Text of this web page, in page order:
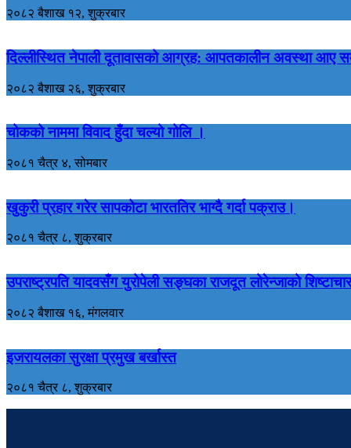
२०८२ बैशाख १२, शुक्रबार
दिल्लीस्थित नेपाली दूतावासको आग्रह: आपतकालीन अवस्था आए
२०८२ बैशाख २६, शुक्रबार
चोकको नाममा विवाद हुँदा चल्यो गोलि ।
२०८१ चैत्र ४, सोमबार
खुकुरी प्रहार गरेर सापकोटा भारततिर भाग्दै गर्दा पक्राउ।
२०८१ चैत्र ८, शुक्रबार
उपराष्ट्रपति यादवसँग युरोपेली सङ्घका राजदूत लोरेन्जाको
२०८२ बैशाख १६, मंगलवार
इजरायलका सुरक्षा प्रमुख बर्खास्त
२०८१ चैत्र ८, शुक्रबार